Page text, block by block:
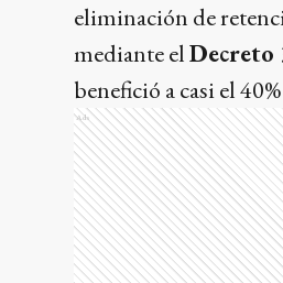
eliminación de
mediante elDecreto
benefició a casi el
Ads